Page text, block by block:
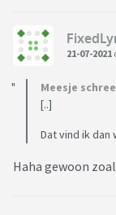
21-07-2021
Meesje
[..]
Dat vind ik
Haha gewoon